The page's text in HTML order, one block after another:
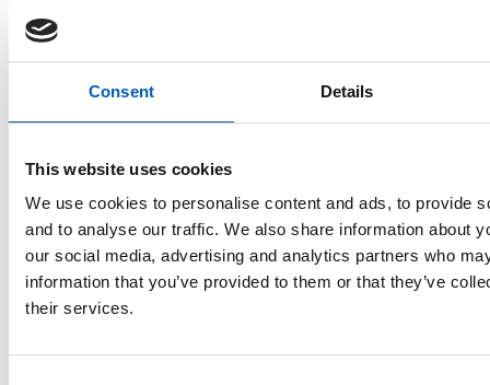
Consent Details
This website uses cookies
We use cookies to personalise content and ads, to provide
and to analyse our traffic. We also share information about
our social media, advertising and analytics partners who
information that you’ve provided to them or that they’ve
their services.
Børnedødelighed
per tusind fødte